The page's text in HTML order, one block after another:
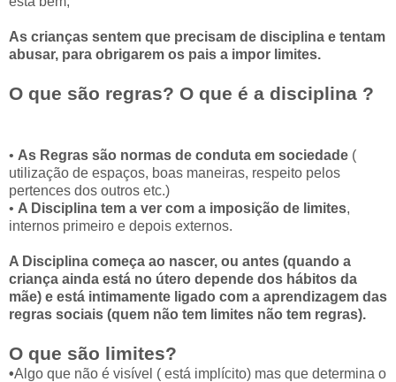
As crianças sentem que precisam de disciplina e tentam
abusar, para obrigarem os pais a impor limites.
O que são regras? O que é a disciplina ?
• As Regras são normas de conduta em sociedade (
utilização de espaços, boas maneiras, respeito pelos
pertences dos outros etc.)
• A Disciplina tem a ver com a imposição de limites,
internos primeiro e depois externos.
A Disciplina começa ao nascer, ou antes (quando a
criança ainda está no útero depende dos hábitos da
mãe) e está intimamente ligado com a aprendizagem das
regras sociais (quem não tem limites não tem regras).
O que são limites?
•Algo que não é visível ( está implícito) mas que determina o